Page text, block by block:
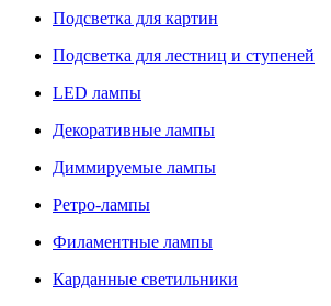
Подсветка для картин
Подсветка для лестниц и ступеней
LED лампы
Декоративные лампы
Диммируемые лампы
Ретро-лампы
Филаментные лампы
Карданные светильники